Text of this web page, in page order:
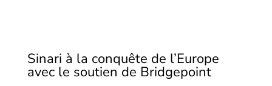
Sinari à la conquête de l’Europe
avec le soutien de Bridgepoint